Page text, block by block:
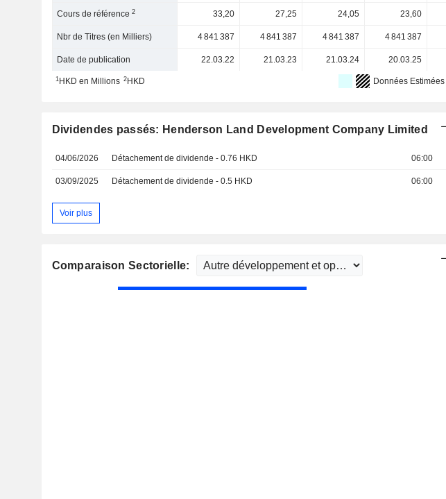
Cours de référence2 33,20 27,25 24,05 23,60
Nbr de Titres (en Milliers) 4 841 387 4 841 387 4 841 387 4 841 387
Date de publication 22.03.22 21.03.23 21.03.24 20.03.25
1HKD en Millions 2HKD Données Estimées
Dividendes passés: Henderson Land Development Company Limited
04/06/2026 Détachement de dividende - 0.76 HKD 06:00
03/09/2025 Détachement de dividende - 0.5 HKD 06:00
Voir plus
Comparaison Sectorielle: